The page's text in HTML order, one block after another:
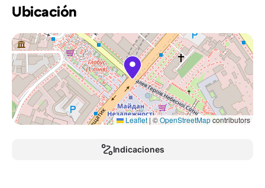
Ubicación
Leaflet|©OpenStreetMapcontributors
Indicaciones